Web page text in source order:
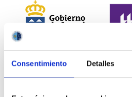
Consentimiento Detalles